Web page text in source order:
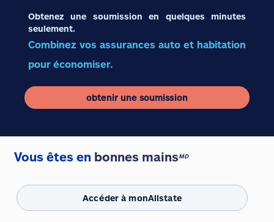
Obtenez une soumission en quelques minutes
seulement.
Combinez vos assurances auto et habitation
pour économiser.
obtenir une soumission
Vous êtes en bonnes mainsMD
Accéder à monAllstate